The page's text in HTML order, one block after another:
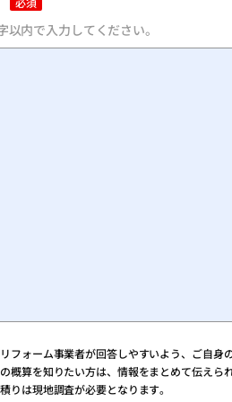
以内で入力してください。
フォーム事業者が回答しやすいよう、ご自身
概算を知りたい方は、情報をまとめて伝えら
りは現地調査が必要となります。